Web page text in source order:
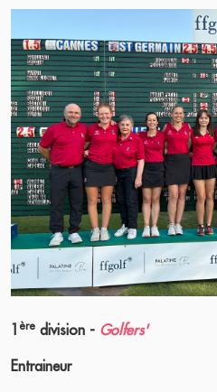
1 ère division - Golfers'
Entraineur